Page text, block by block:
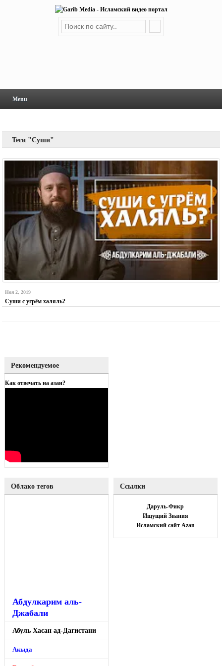
Menu
Теги "Суши"
Ноя 2, 2019
Суши с угрём халяль?
Рекомендуемое
Как отвечать на азан?
Облако тегов
Абдулкарим аль-
Джабали
Абуль Хасан ад-Дагистани
Акыда
Ссылки
Даруль-Фикр
Ищущий Знания
Исламский сайт Azan